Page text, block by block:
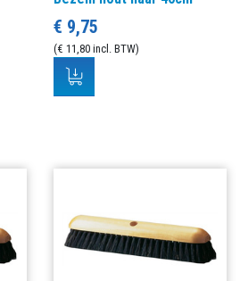
€ 9,75
(€ 11,80 incl. BTW)